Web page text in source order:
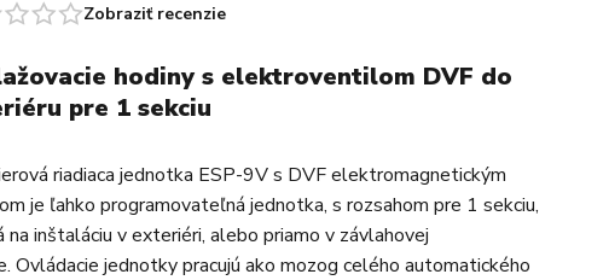
Zobraziť recenzie
hodiny s elektroventilom DVF do
pre 1 sekciu
riadiaca jednotka ESP-9V s DVF elektromagnetickým
je ľahko programovateľná jednotka, s rozsahom pre 1 sekciu,
na inštaláciu v exteriéri, alebo priamo v závlahovej
Ovládacie jednotky pracujú ako mozog celého automatického